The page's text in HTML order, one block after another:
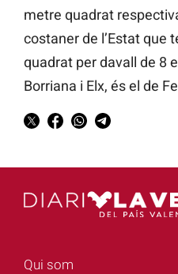
metre quadrat
costaner de l’Estat que
quadrat per davall de 8
Borriana i Elx, és el de
Qui som